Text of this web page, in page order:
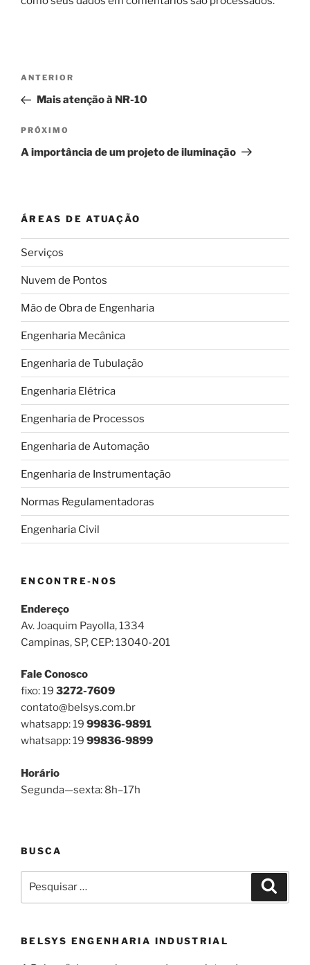
Navegação
Post
Post
anterior
ANTERIOR
Mais atenção à NR-10
Próximo
post
PRÓXIMO
A importância de um projeto de iluminação
ÁREAS DE ATUAÇÃO
Serviços
Nuvem de Pontos
Mão de Obra de Engenharia
Engenharia Mecânica
Engenharia de Tubulação
Engenharia Elétrica
Engenharia de Processos
Engenharia de Automação
Engenharia de Instrumentação
Normas Regulamentadoras
Engenharia Civil
ENCONTRE-NOS
Endereço
Av. Joaquim Payolla, 1334
Campinas, SP, CEP: 13040-201
Fale Conosco
fixo: 19 3272-7609
contato@belsys.com.br
whatsapp: 19 99836-9891
whatsapp: 19 99836-9899
Horário
Segunda—sexta: 8h–17h
BUSCA
por:
BELSYS ENGENHARIA INDUSTRIAL